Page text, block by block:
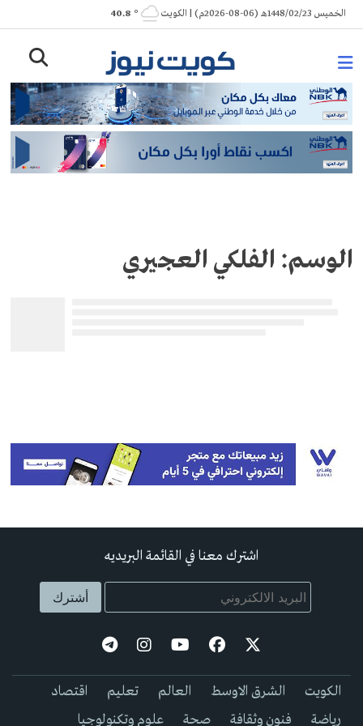
Skip
to
الخميس 1448/02/23هـ (06-08-2026م) | الكويت ° 40.8
الوسم: الفلكي العجيري
اشترك معنا في القائمة البريديه
الكويت الشرق الاوسط العالم تعليم
اقتصاد
رياضة
فنون وثقافة صحة علوم وتكنولوجيا